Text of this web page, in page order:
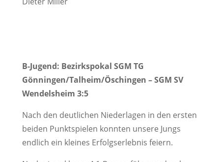
B-Jugend: Bezirkspokal SGM TG
Gönningen/Talheim/Öschingen – SGM SV
Wendelsheim 3:5
Nach den deutlichen Niederlagen in den ersten
beiden Punktspielen konnten unsere Jungs
endlich ein kleines Erfolgserlebnis feiern.